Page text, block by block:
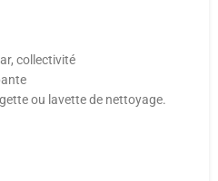
collectivité
ou lavette de nettoyage.